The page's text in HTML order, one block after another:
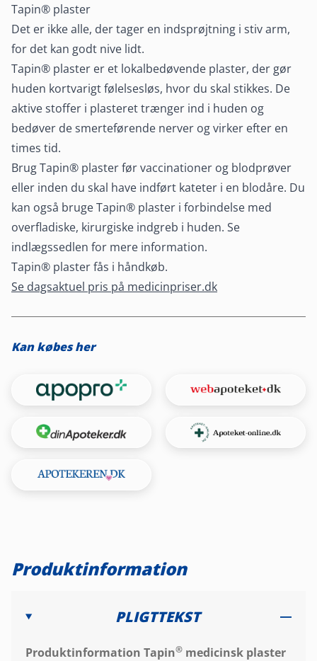
Tapin® plaster
Det er ikke alle, der tager en indsprøjtning i stiv arm,
for det kan godt nive lidt.
Tapin® plaster er et lokalbedøvende plaster, der gør
huden kortvarigt følelsesløs, hvor du skal stikkes. De
aktive stoffer i plasteret trænger ind i huden og
bedøver de smerteførende nerver og virker efter en
times tid.
Brug Tapin® plaster før vaccinationer og blodprøver
eller inden du skal have indført kateter i en blodåre. Du
kan også bruge Tapin® plaster i forbindelse med
overfladiske, kirurgiske indgreb i huden. Se
indlægssedlen for mere information.
Tapin® plaster fås i håndkøb.
Se dagsaktuel pris på medicinpriser.dk
Kan købes her
Produktinformation
PLIGTTEKST
Produktinformation Tapin® medicinsk plaster